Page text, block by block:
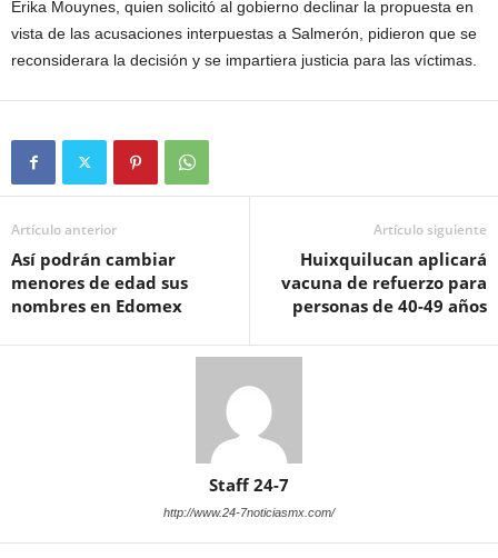
Érika Mouynes, quien solicitó al gobierno declinar la propuesta en
vista de las acusaciones interpuestas a Salmerón, pidieron que se
reconsiderara la decisión y se impartiera justicia para las víctimas.
Artículo anterior
Así podrán cambiar
menores de edad sus
nombres en Edomex
Artículo siguiente
Huixquilucan aplicará
vacuna de refuerzo para
personas de 40-49 años
Staff 24-7
http://www.24-7noticiasmx.com/